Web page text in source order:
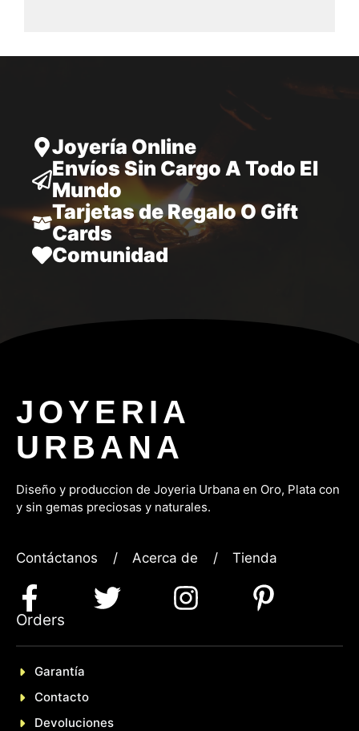
hasta
Joyería Online
Envíos Sin Cargo A Todo El
Mundo
Tarjetas de Regalo O Gift
Cards
Comunidad
JOYERIA
URBANA
Diseño y produccion de Joyeria Urbana en Oro, Plata con
y sin gemas preciosas y naturales.
Contáctanos / Acerca de / Tienda
Orders
Garantía
Contacto
Devoluciones